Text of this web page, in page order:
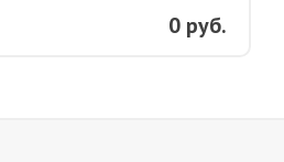
0 руб.